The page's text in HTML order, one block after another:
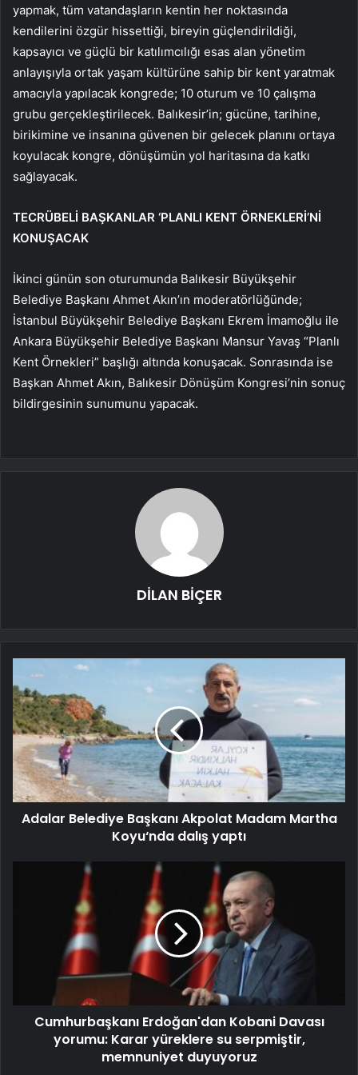
yapmak, tüm vatandaşların kentin her noktasında
kendilerini özgür hissettiği, bireyin güçlendirildiği,
kapsayıcı ve güçlü bir katılımcılığı esas alan yönetim
anlayışıyla ortak yaşam kültürüne sahip bir kent yaratmak
amacıyla yapılacak kongrede; 10 oturum ve 10 çalışma
grubu gerçekleştirilecek. Balıkesir’in; gücüne, tarihine,
birikimine ve insanına güvenen bir gelecek planını ortaya
koyulacak kongre, dönüşümün yol haritasına da katkı
sağlayacak.
TECRÜBELİ BAŞKANLAR ‘PLANLI KENT ÖRNEKLERİ’Nİ
KONUŞACAK
İkinci günün son oturumunda Balıkesir Büyükşehir
Belediye Başkanı Ahmet Akın’ın moderatörlüğünde;
İstanbul Büyükşehir Belediye Başkanı Ekrem İmamoğlu ile
Ankara Büyükşehir Belediye Başkanı Mansur Yavaş “Planlı
Kent Örnekleri” başlığı altında konuşacak. Sonrasında ise
Başkan Ahmet Akın, Balıkesir Dönüşüm Kongresi’nin sonuç
bildirgesinin sunumunu yapacak.
DİLAN BİÇER
Adalar Belediye Başkanı Akpolat Madam Martha
Koyu‘nda dalış yaptı
Cumhurbaşkanı Erdoğan'dan Kobani Davası
yorumu: Karar yüreklere su serpmiştir,
memnuniyet duyuyoruz